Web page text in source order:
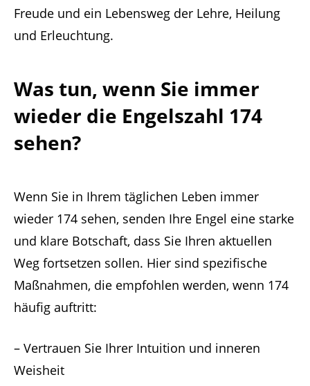
Freude und ein Lebensweg der Lehre, Heilung
und Erleuchtung.
Was tun, wenn Sie immer
wieder die Engelszahl 174
sehen?
Wenn Sie in Ihrem täglichen Leben immer
wieder 174 sehen, senden Ihre Engel eine starke
und klare Botschaft, dass Sie Ihren aktuellen
Weg fortsetzen sollen. Hier sind spezifische
Maßnahmen, die empfohlen werden, wenn 174
häufig auftritt:
– Vertrauen Sie Ihrer Intuition und inneren
Weisheit